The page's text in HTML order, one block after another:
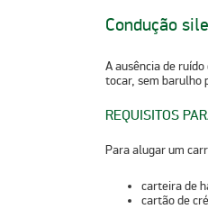
Condução
Aausência de
tocar, sem barulho
REQUISITOS
Para alugar um
carteira de
cartão de